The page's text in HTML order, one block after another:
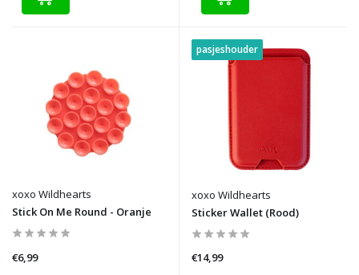
xoxo Wildhearts
Stick On Me Round - Oranje
€6,99
pasjeshouder
xoxo Wildhearts
Sticker Wallet (Rood)
€14,99